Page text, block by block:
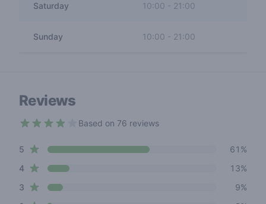
Saturday 10:00 21:00
Sunday 10:00 - 21:00
Reviews
Based on 76 reviews
Review data
5 star reviews
61%
4star reviews
13%
3 star reviews
9%